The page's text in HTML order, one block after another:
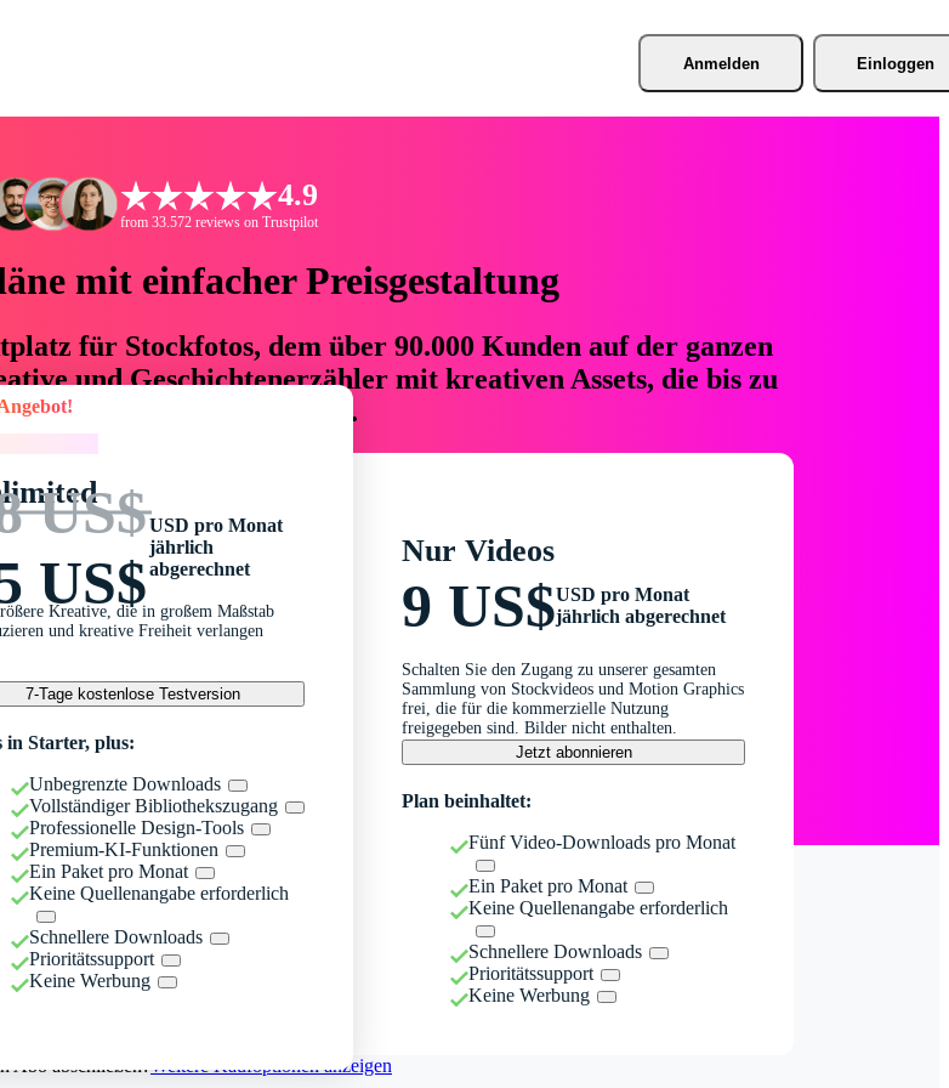
Anmelden Einloggen
4.9
from 33.572 reviews on Trustpilot
mit einfacher Preisgestaltung
für Stockfotos, dem über 90.000 Kunden auf der ganzen
und Geschichtenerzähler mit kreativen Assets, die bis zu
Zeit und Budget einsparen.
US$
US$
USD pro Monat
jährlich
abgerechnet
Kreative, die in großem Maßstab
und kreative Freiheit verlangen
7-Tage kostenlose Testversion
in Starter, plus:
Unbegrenzte Downloads
Vollständiger Bibliothekszugang
Professionelle Design-Tools
Premium-KI-Funktionen
Ein Paket pro Monat
Keine Quellenangabe erforderlich
Schnellere Downloads
Prioritätssupport
Keine Werbung
Nur Videos
9 US$USD pro Monat
jährlich abgerechnet
Schalten Sie den Zugang zu unserer gesamten
Sammlung von Stockvideos und Motion Graphics
frei, die für die kommerzielle Nutzung
freigegeben sind. Bilder nicht enthalten.
Jetzt abonnieren
Plan beinhaltet:
Fünf Video-Downloads pro Monat
Ein Paket pro Monat
Keine Quellenangabe erforderlich
Schnellere Downloads
Prioritätssupport
Keine Werbung
Abo abschließen?Weitere Kaufoptionen anzeigen